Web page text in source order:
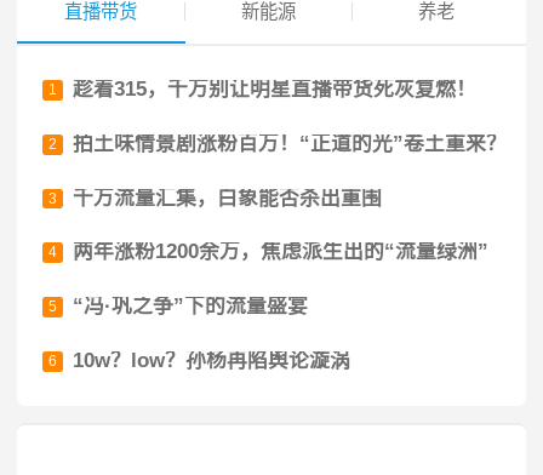
直播带货 新能源 养老
1 趁着315，千万别让明星直播带货死灰复燃！
2 拍土味情景剧涨粉百万！“正道的光”卷土重来？
3 千万流量汇集，白象能否杀出重围
4 两年涨粉1200余万，焦虑派生出的“流量绿洲”
5 “冯·巩之争”下的流量盛宴
6 10w？low？孙杨再陷舆论漩涡